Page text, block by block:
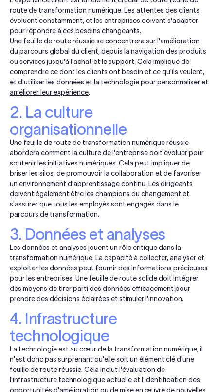
route de transformation numérique. Les attentes des clients
évoluent constamment, et les entreprises doivent s'adapter
pour répondre à ces besoins changeants.
Une feuille de route réussie se concentrera sur l'amélioration
du parcours global du client, depuis la navigation des produits
ou services jusqu'à l'achat et le support. Cela implique de
comprendre ce dont les clients ont besoin et ce qu'ils veulent,
et d'utiliser les données et la technologie pourpersonnaliser et
améliorer leur expérience.
2. La culture
organisationnelle
Une feuille de route de transformation numérique réussie
abordera comment la culture de l'entreprise doit évoluer pour
soutenir les initiatives numériques. Cela peut impliquer de
briser les silos, de promouvoir la collaboration et de favoriser
un environnement d'apprentissage continu. Les dirigeants
doivent également être les champions du changement et
s'assurer que tous les employés sont engagés dans le
parcours de transformation.
3. Données et analyses
Les données et analyses jouent un rôle critique dans la
transformation numérique. La capacité à collecter, analyser et
exploiter les données peut fournir des informations précieuses
pour les entreprises. Une feuille de route solide doit intégrer
des moyens de tirer parti des données efficacement pour
prendre des décisions éclairées et stimuler l'innovation.
4. Infrastructure
technologique
La technologie est au cœur de la transformation numérique, il
n'est donc pas surprenant qu'elle soit un élément clé d'une
feuille de route réussie. Cela inclut l'évaluation de
l'infrastructure technologique actuelle et l'identification des
opportunités d'amélioration ou de mise en œuvre de nouvelles